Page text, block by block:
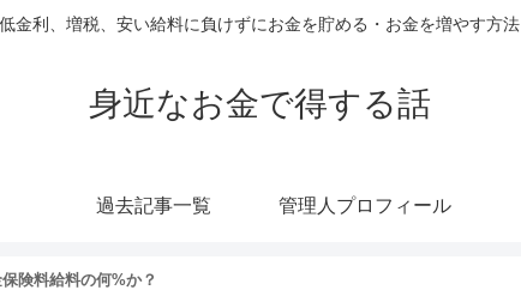
低金利、増税、安い給料に負けずにお金を貯める・お金を増やす方法
身近なお金で得する話
過去記事一覧 管理人プロフィール
険料給料の何%か？